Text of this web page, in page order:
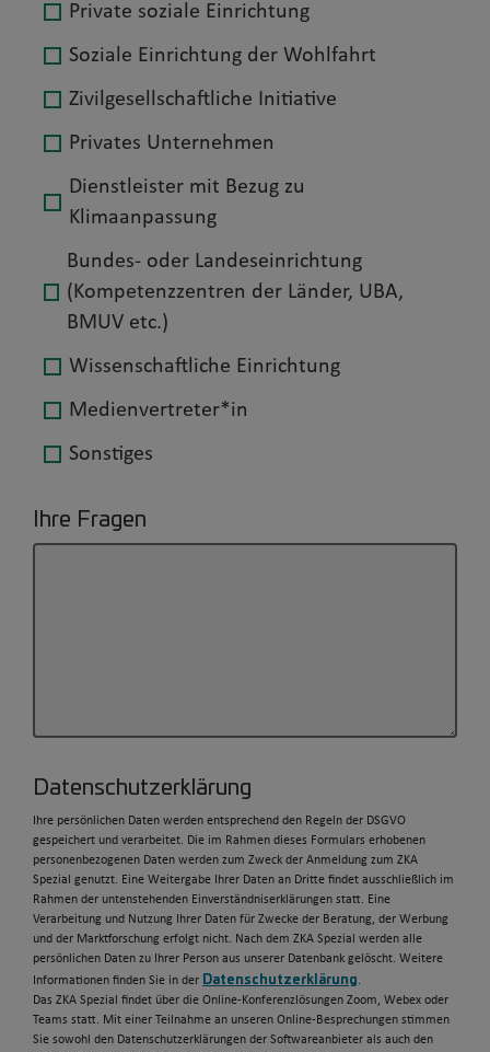
Private soziale Einrichtung
Soziale Einrichtung der Wohlfahrt
Zivilgesellschaftliche Initiative
Privates Unternehmen
Dienstleister mit Bezug zu
Klimaanpassung
Bundes- oder Landeseinrichtung
(Kompetenzzentren der Länder, UBA,
BMUV etc.)
Wissenschaftliche Einrichtung
Medienvertreter*in
Sonstiges
Ihre Fragen
Datenschutzerklärung
Ihre persönlichen Daten werden entsprechend den Regeln der DSGVO
gespeichert und verarbeitet. Die im Rahmen dieses Formulars erhobenen
personenbezogenen Daten werden zum Zweck der Anmeldung zum ZKA
Spezial genutzt. Eine Weitergabe Ihrer Daten an Dritte findet ausschließlich im
Rahmen der untenstehenden Einverständniserklärungen statt. Eine
Verarbeitung und Nutzung Ihrer Daten für Zwecke der Beratung, der Werbung
und der Marktforschung erfolgt nicht. Nach dem ZKA Spezial werden alle
persönlichen Daten zu Ihrer Person aus unserer Datenbank gelöscht. Weitere
Informationen finden Sie in der Datenschutzerklärung.
Das ZKA Spezial findet über die Online-Konferenzlösungen Zoom, Webex oder
Teams statt. Mit einer Teilnahme an unseren Online-Besprechungen stimmen
Sie sowohl den Datenschutzerklärungen der Softwareanbieter als auch den